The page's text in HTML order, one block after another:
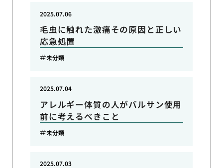
毛虫に触れた激痛その原因と正しい
応急処置
2025.07.06
未分類
アレルギー体質の人がバルサン使用
前に考えるべきこと
2025.07.04
未分類
2025.07.03